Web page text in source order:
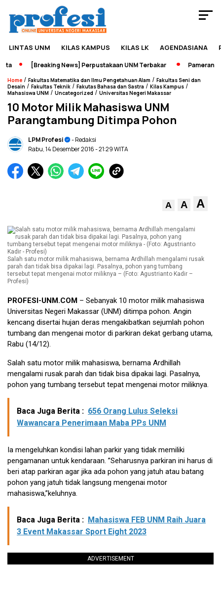
LINTAS UNM KILAS KAMPUS KILAS LK AGENDASIANA
[Breaking News] Perpustakaan UNM Terbakar Pameran
Home / Fakultas Matematika dan Ilmu Pengetahuan Alam / Fakultas Seni dan
Desain / Fakultas Teknik / Fakutas Bahasa dan Sastra / Kilas Kampus /
Mahasiswa UNM / Uncategorized / Universitas Negeri Makassar
10 Motor Milik Mahasiswa UNM
Parangtambung Ditimpa Pohon
LPM Profesi
- Redaksi
Rabu, 14 Desember 2016- 21:29 WITA
A A A
Salah satu motor milik mahasiswa, bernama Ardhillah mengalami rusak
parah dan tidak bisa dipakai lagi. Pasalnya, pohon yang tumbang
tersebut tepat mengenai motor miliknya – (Foto: Agustrianto Kadir –
Profesi)
PROFESI-UNM.COM – Sebanyak 10 motor milik mahasiswa
Universitas Negeri Makassar (UNM) ditimpa pohon. Angin
kencang disertai hujan deras mengakibatkan sejumlah pohon
tumbang dan mengenai motor di parkiran dekat gerbang utama,
Rabu (14/12).
Salah satu motor milik mahasiswa, bernama Ardhillah
mengalami rusak parah dan tidak bisa dipakai lagi. Pasalnya,
pohon yang tumbang tersebut tepat mengenai motor miliknya.
Baca Juga Berita : 656 Orang Lulus Seleksi
Wawancara Penerimaan Maba PPs UNM
Ia mengeluhkan kondisi lahan parkir yang tidak memiliki
pengamanan untuk kendaraan. ”Seharusnya parkiran ini harus di
beri atap parkiran agar jika ada pohon yang jatuh atau batang
pohon yang jatuh tidak langsung mengenai motor
mahasiswa,”keluhnya.
Baca Juga Berita : Mahasiswa FEB UNM Raih Juara
3 Event Makassar Sport Eight 2023
ADVERTISEMENT